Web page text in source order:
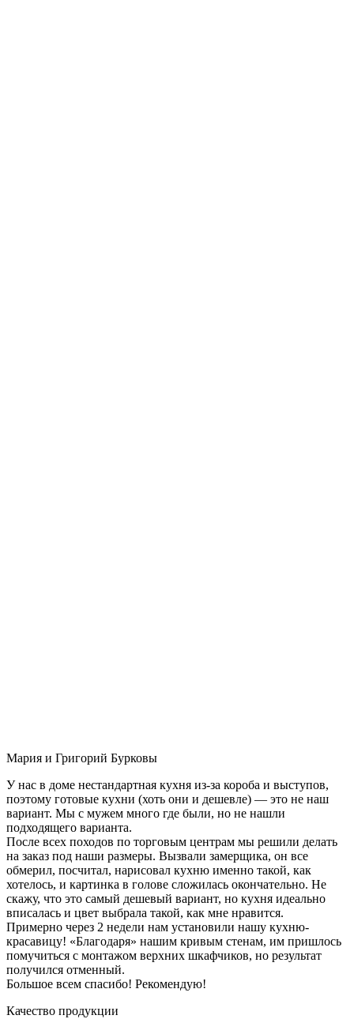
Мария и Григорий Бурковы
У нас в доме нестандартная кухня из-за короба и выступов,
поэтому готовые кухни (хоть они и дешевле) — это не наш
вариант. Мы с мужем много где были, но не нашли
подходящего варианта.
После всех походов по торговым центрам мы решили делать
на заказ под наши размеры. Вызвали замерщика, он все
обмерил, посчитал, нарисовал кухню именно такой, как
хотелось, и картинка в голове сложилась окончательно. Не
скажу, что это самый дешевый вариант, но кухня идеально
вписалась и цвет выбрала такой, как мне нравится.
Примерно через 2 недели нам установили нашу кухню-
красавицу! «Благодаря» нашим кривым стенам, им пришлось
помучиться с монтажом верхних шкафчиков, но результат
получился отменный.
Большое всем спасибо! Рекомендую!
Качество продукции